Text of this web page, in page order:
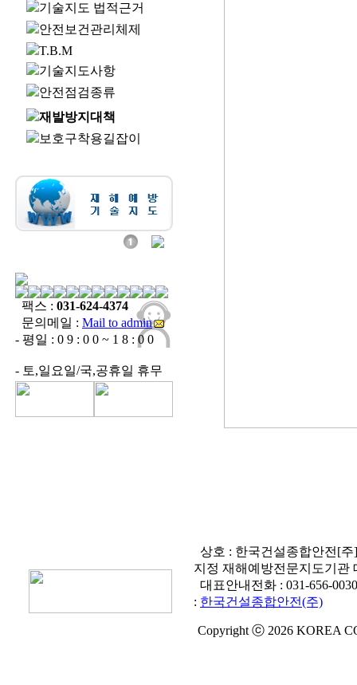
기술지도 법적근거
안전보건관리체제
T.B.M
기술지도사항
안전점검종류
재발방지대책
보호구착용길잡이
팩스 : 031-624-4374
문의메일 : Mail to admin
- 평일 : 0 9 : 0 0 ~ 1 8 : 0 0
- 토,일요일/국,공휴일 휴무
상호 : 한국건설종합안전[
지정 재해예방전문지도기관
대표안내전화 : 031-656-0030
: 한국건설종합안전(주)
Copyright ⓒ 2026 KOREA